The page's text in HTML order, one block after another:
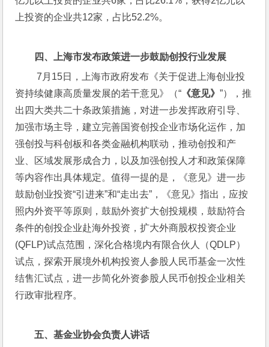
上投资的企业共12家，占比52.2%。
四、上海市发布政策进一步鼓励创投行业发展
7月15日，上海市政府发布《关于促进上海创业投
资持续健康高质量发展的若干意见》（“ 《意见》”），推
出四大类共二十条政策措施，对进一步发挥政府引导、
加强市场主导，建立完善国资创投企业市场化运作，加
强创投与科创板和各类金融机构联动，推动创投和产
业、区域发展形成合力，以及加强创投人才和政策保障
等内容作出具体规定。值得一提的是，《意见》进一步
鼓励创业投资“引进来”和“走出去”，《意见》指出，应按
照内外资平等原则，鼓励外资扩大创投规模，鼓励符合
条件的创投企业赴海外投资，扩大外商股权投资企业
(QFLP)试点范围，深化合格境内有限合伙人（QDLP）
试点，探索开展境外机构投资人参股人民币基金一次性
结售汇试点，进一步简化外资参股人民币创投企业相关
行政审批程序。
五、基金业协会负责人讲话